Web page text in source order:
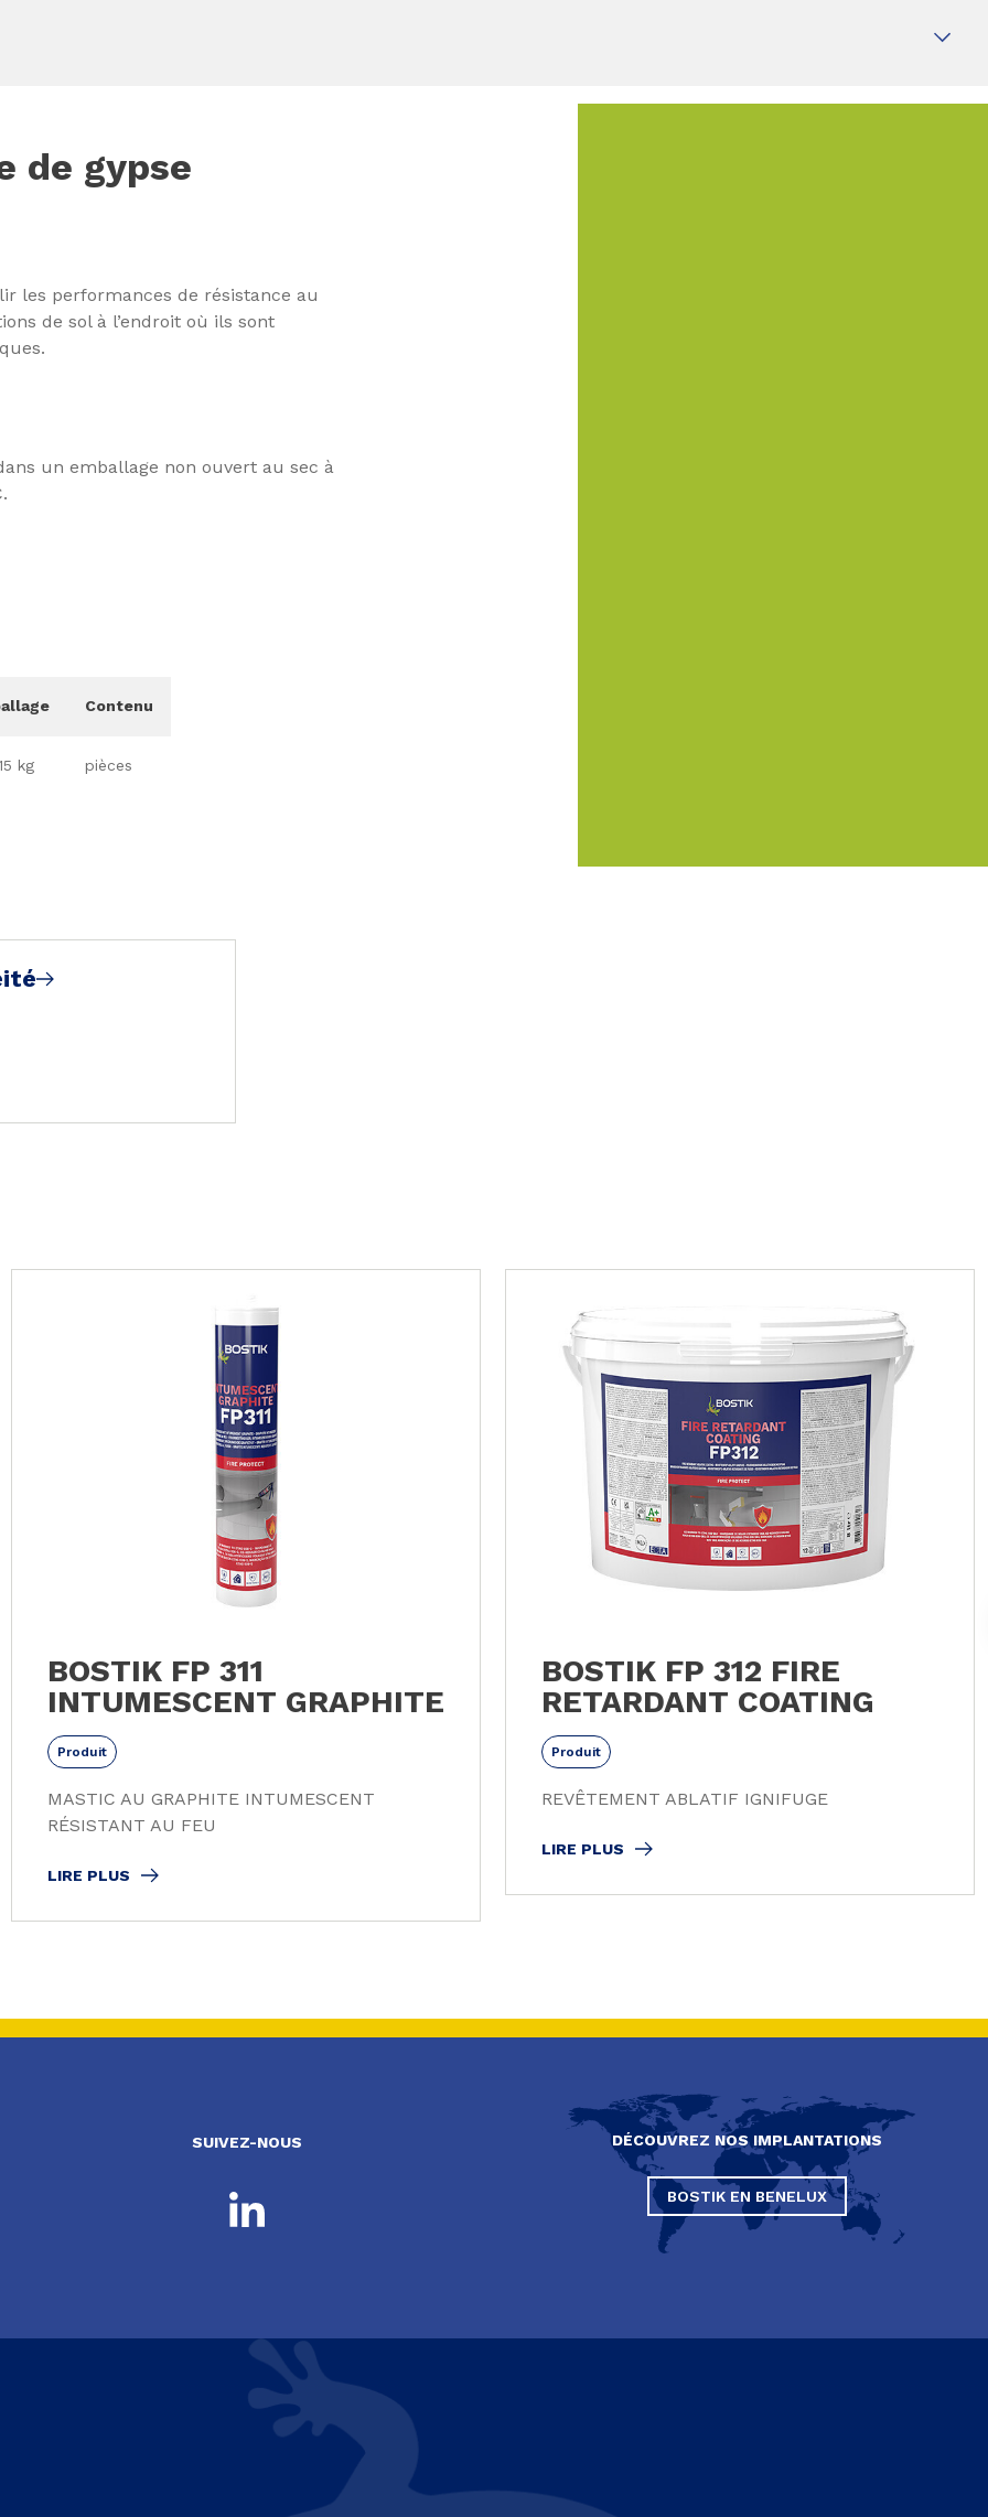
de gypse
les performances de résistance au
de sol à l’endroit où ils sont
un emballage non ouvert au sec à
Contenu
kg pièces
BOSTIK FP 311
INTUMESCENT GRAPHITE
Produit
MASTIC AU GRAPHITE INTUMESCENT
RÉSISTANT AU FEU
LIRE PLUS
BOSTIK FP 312 FIRE
RETARDANT COATING
Produit
REVÊTEMENT ABLATIF IGNIFUGE
LIRE PLUS
SUIVEZ-NOUS DÉCOUVREZ NOS IMPLANTATIONS
BOSTIK EN BENELUX